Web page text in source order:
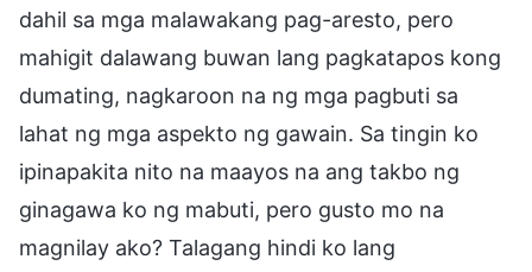
dahil sa mga malawakang pag-aresto, pero
mahigit dalawang buwan lang pagkatapos kong
dumating, nagkaroon na ng mga pagbuti sa
lahat ng mga aspekto ng gawain. Sa tingin ko
ipinapakita nito na maayos na ang takbo ng
ginagawa ko ng mabuti, pero gusto mo na
magnilay ako? Talagang hindi ko lang